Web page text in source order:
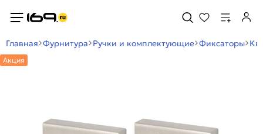
Главная Фурнитура Ручки и комплектующие Фиксаторы
Акция